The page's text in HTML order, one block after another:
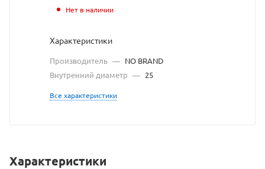
Нет в наличии
Характеристики
Производитель — NO BRAND
Внутренний диаметр — 25
Все характеристики
Характеристики